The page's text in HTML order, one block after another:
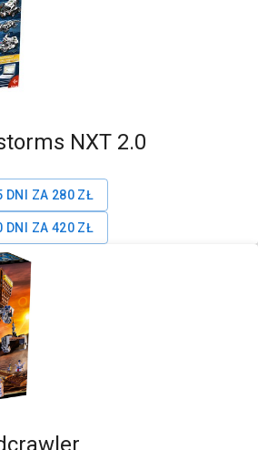
NXT 2.0
DNI ZA 280 ZŁ
DNI ZA 420 ZŁ